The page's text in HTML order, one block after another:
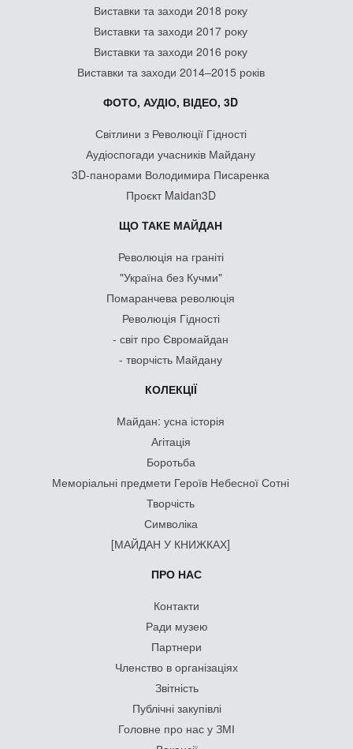
Виставки та заходи 2018 року
Виставки та заходи 2017 року
Виставки та заходи 2016 року
Виставки та заходи 2014–2015 років
ФОТО, АУДІО, ВІДЕО, 3D
Світлини з Революції Гідності
Аудіоспогади учасників Майдану
3D-панорами Володимира Писаренка
Проєкт Maidan3D
ЩО ТАКЕ МАЙДАН
Революція на граніті
"Україна без Кучми"
Помаранчева революція
Революція Гідності
- світ про Євромайдан
- творчість Майдану
КОЛЕКЦІЇ
Майдан: усна історія
Агітація
Боротьба
Меморіальні предмети Героїв Небесної Сотні
Творчість
Символіка
[МАЙДАН У КНИЖКАХ]
ПРО НАС
Контакти
Ради музею
Партнери
Членство в організаціях
Звітність
Публічні закупівлі
Головне про нас у ЗМІ